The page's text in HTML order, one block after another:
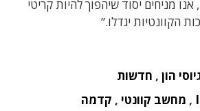
מניחים יסוד שיהפוך להיות קריטי
הקוונטיות יגדלו.”
הון , חדשות
, מחשב קוונטי , קדמה